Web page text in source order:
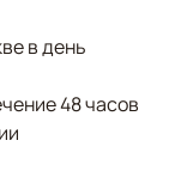
в день
48 часов